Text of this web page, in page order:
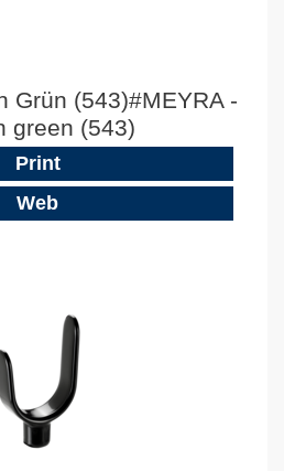
Grün (543)#MEYRA -
green (543)
Print
Web